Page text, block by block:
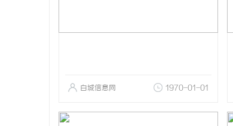
白城信息网 1970-01-01